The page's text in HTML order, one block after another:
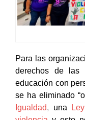
Para las
derechos de las
educación con
se ha eliminado
Igualdad, una